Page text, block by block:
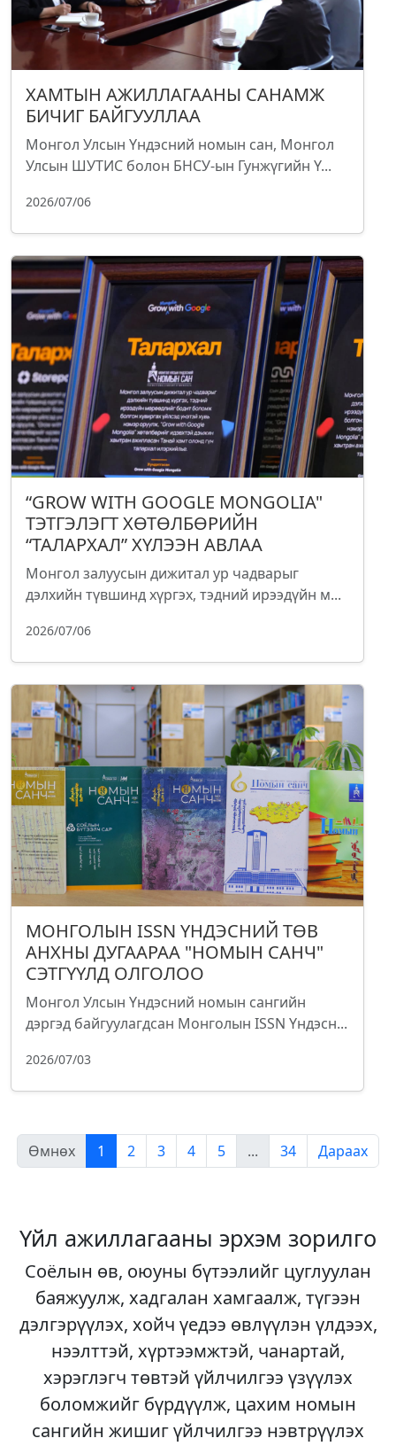
ХАМТЫН АЖИЛЛАГААНЫ САНАМЖ
БИЧИГ БАЙГУУЛЛАА
Монгол Улсын Үндэсний номын сан, Монгол
Улсын ШУТИС болон БНСУ-ын Гунжүгийн Ү...
2026/07/06
“GROW WITH GOOGLE MONGOLIA"
ТЭТГЭЛЭГТ ХӨТӨЛБӨРИЙН
“ТАЛАРХАЛ” ХҮЛЭЭН АВЛАА
Монгол залуусын дижитал ур чадварыг
дэлхийн түвшинд хүргэх, тэдний ирээдүйн м...
2026/07/06
МОНГОЛЫН ISSN ҮНДЭСНИЙ ТӨВ
АНХНЫ ДУГААРАА "НОМЫН САНЧ"
СЭТГҮҮЛД ОЛГОЛОО
Монгол Улсын Үндэсний номын сангийн
дэргэд байгуулагдсан Монголын ISSN Үндэсн...
2026/07/03
Өмнөх 1 2 3 4 5 ... 34 Дараах
Үйл ажиллагааны эрхэм зорилго
Соёлын өв, оюуны бүтээлийг цуглуулан
баяжуулж, хадгалан хамгаалж, түгээн
дэлгэрүүлэх, хойч үедээ өвлүүлэн үлдээх,
нээлттэй, хүртээмжтэй, чанартай,
хэрэглэгч төвтэй үйлчилгээ үзүүлэх
боломжийг бүрдүүлж, цахим номын
сангийн жишиг үйлчилгээ нэвтрүүлэх